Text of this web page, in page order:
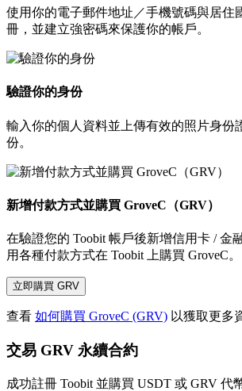
使用你的電子郵件地址／手機號碼與居住
冊，並建立強密碼來保護你的帳戶。
驗證你的身份
輸入你的個人資料並上傳有效的照片身份
份。
新增付款方式並購買 GroveC（GRV）
在驗證您的 Toobit 帳戶後新增信用卡 / 金
用各種付款方式在 Toobit 上購買 GroveC。
立即購買 GRV
查看 如何購買 GroveC (GRV) 以獲取更多
交易 GRV 永續合約
成功註冊 Toobit 並購買 USDT 或 GRV 代